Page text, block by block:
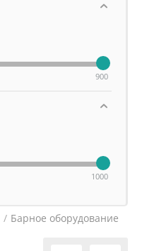
900
1000
/ Барное оборудование